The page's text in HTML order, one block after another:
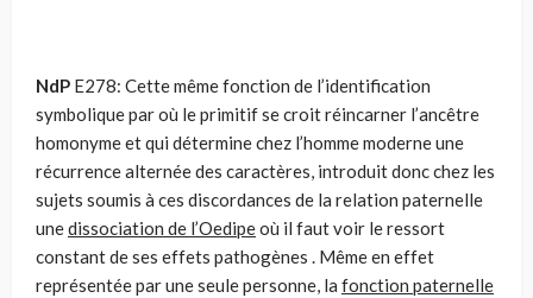
NdP E278: Cette même fonction de l’identification
symbolique par où le primitif se croit réincarner l’ancêtre
homonyme et qui détermine chez l’homme moderne une
récurrence alternée des caractères, introduit donc chez les
sujets soumis à ces discordances de la relation paternelle
unedissociation de l’Oedipeoù il faut voir le ressort
constant de ses effets pathogènes . Même en effet
représentée par une seule personne, la fonction paternelle